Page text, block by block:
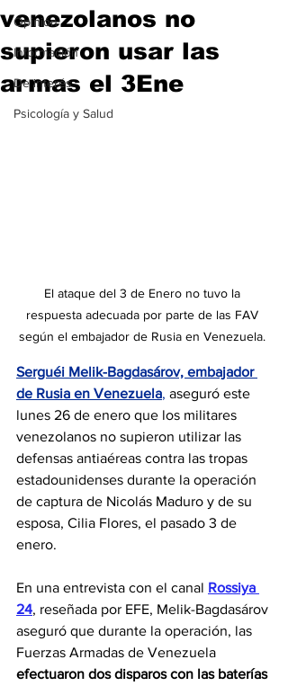
Opinión
Información
De interés
Psicología y Salud
venezolanos no
supieron usar las
armas el 3Ene
El ataque del 3 de Enero no tuvo la
respuesta adecuada por parte de las FAV
según el embajador de Rusia en Venezuela.
Serguéi Melik-Bagdasárov, embajador
de Rusia en Venezuela, aseguró este
lunes 26 de enero que los militares
venezolanos no supieron utilizar las
defensas antiaéreas contra las tropas
estadounidenses durante la operación
de captura de Nicolás Maduro y de su
esposa, Cilia Flores, el pasado 3 de
enero.
En una entrevista con el canal Rossiya
24, reseñada por EFE, Melik-Bagdasárov
aseguró que durante la operación, las
Fuerzas Armadas de Venezuela
efectuaron dos disparos con las baterías